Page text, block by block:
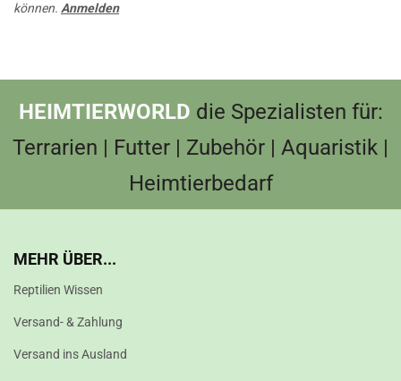
können. Anmelden
HEIMTIERWORLD die Spezialisten für:
Terrarien | Futter | Zubehör | Aquaristik |
Heimtierbedarf
MEHR ÜBER...
Reptilien Wissen
Versand- & Zahlung
Versand ins Ausland